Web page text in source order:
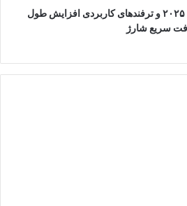
بررسی عمر باتری آیفون های ۲۰۲۵ و ترفندهای کاربردی افزایش طول
سریع شارژ